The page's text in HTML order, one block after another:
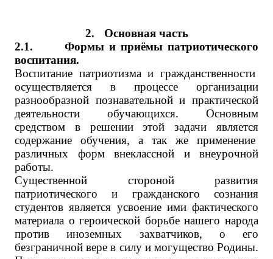
2.
Основная часть
2.1.
Формы и приёмы патриотического
воспитания.
Воспитание патриотизма и гражданственности
осуществляется в процессе организации
разнообразной познавательной и практической
деятельности обучающихся. Основным
средством в решении этой задачи является
содержание обучения, а так же применение
различных форм внеклассной и внеурочной
работы.
Существенной стороной развития
патриотического и гражданского сознания
студентов является усвоение ими фактического
материала о героической борьбе нашего народа
против иноземных захватчиков, о его
безграничной вере в силу и могущество Родины.